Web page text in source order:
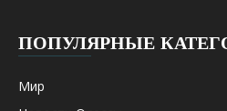
ПОПУЛЯРНЫЕ
Мир